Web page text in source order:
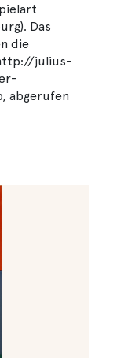
Das
die
http://julius-
abgerufen